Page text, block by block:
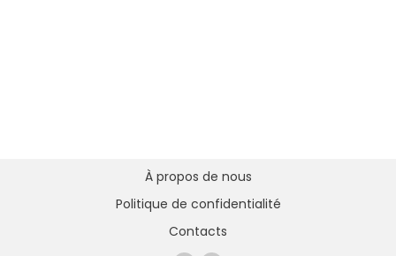
À propos de nous
Politique de confidentialité
Contacts